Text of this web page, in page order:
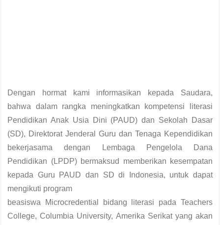
Dengan hormat kami informasikan kepada Saudara,
bahwa dalam rangka meningkatkan kompetensi literasi
Pendidikan Anak Usia Dini (PAUD) dan Sekolah Dasar
(SD), Direktorat Jenderal Guru dan Tenaga Kependidikan
bekerjasama dengan Lembaga Pengelola Dana
Pendidikan (LPDP) bermaksud memberikan kesempatan
kepada Guru PAUD dan SD di Indonesia, untuk dapat
mengikuti program
beasiswa Microcredential bidang literasi pada Teachers
College, Columbia University, Amerika Serikat yang akan